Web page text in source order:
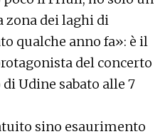
zona dei laghi di
qualche anno fa»: è il
del concerto
Udine sabato alle 7
sino esaurimento